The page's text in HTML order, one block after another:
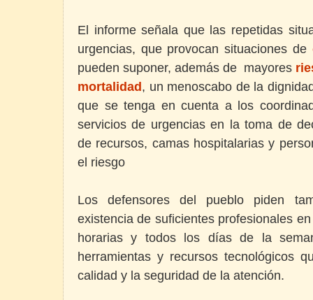
El informe señala que las repetidas
urgencias, que provocan situaciones de
pueden suponer, además de mayores
mortalidad, un menoscabo de la
que se tenga en cuenta a los
servicios de urgencias en la toma de
de recursos, camas hospitalarias y
el riesgo
Los defensores del pueblo piden
existencia de suficientes profesionales
horarias y todos los días de la
herramientas y recursos tecnológicos
calidad y la seguridad de la atención.